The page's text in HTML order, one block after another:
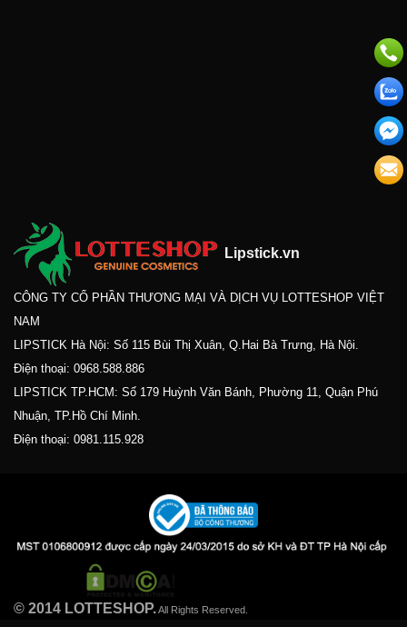
Lipstick.vn
CÔNG TY CỔ PHẦN THƯƠNG MẠI VÀ DỊCH VỤ LOTTESHOP VIỆT
NAM
LIPSTICK Hà Nội: Số 115 Bùi Thị Xuân, Q.Hai Bà Trưng, Hà Nội.
Điện thoại: 0968.588.886
LIPSTICK TP.HCM: Số 179 Huỳnh Văn Bánh, Phường 11, Quận Phú
Nhuận, TP.Hồ Chí Minh.
Điện thoại: 0981.115.928
© 2014 LOTTESHOP.All Rights Reserved.